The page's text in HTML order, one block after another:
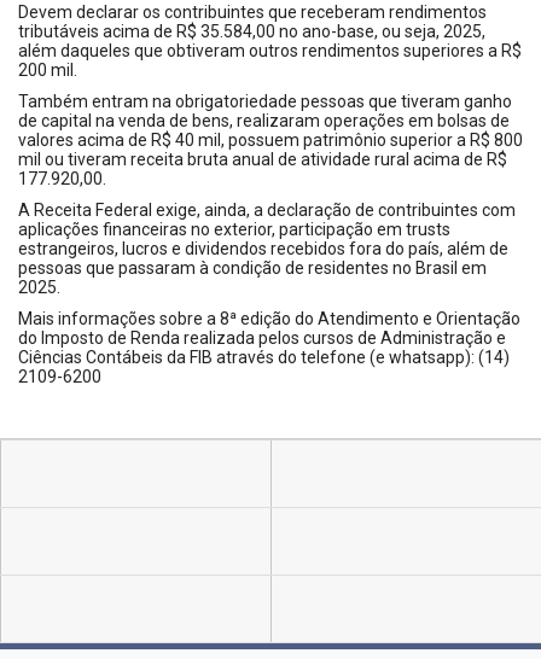
Devem declarar os contribuintes que receberam rendimentos
tributáveis acima de R$ 35.584,00 no ano-base, ou seja, 2025,
além daqueles que obtiveram outros rendimentos superiores a R$
200 mil.
Também entram na obrigatoriedade pessoas que tiveram ganho
de capital na venda de bens, realizaram operações em bolsas de
valores acima de R$ 40 mil, possuem patrimônio superior a R$ 800
mil ou tiveram receita bruta anual de atividade rural acima de R$
177.920,00.
A Receita Federal exige, ainda, a declaração de contribuintes com
aplicações financeiras no exterior, participação em trusts
estrangeiros, lucros e dividendos recebidos fora do país, além de
pessoas que passaram à condição de residentes no Brasil em
2025.
Mais informações sobre a 8ª edição do Atendimento e Orientação
do Imposto de Renda realizada pelos cursos de Administração e
Ciências Contábeis da FIB através do telefone (e whatsapp): (14)
2109-6200